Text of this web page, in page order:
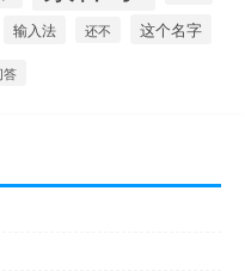
输入法 还不 这个名字
答